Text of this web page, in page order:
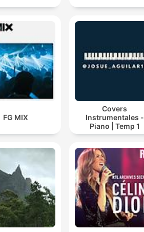
FG MIX
Covers
Instrumentales -
Piano | Temp 1